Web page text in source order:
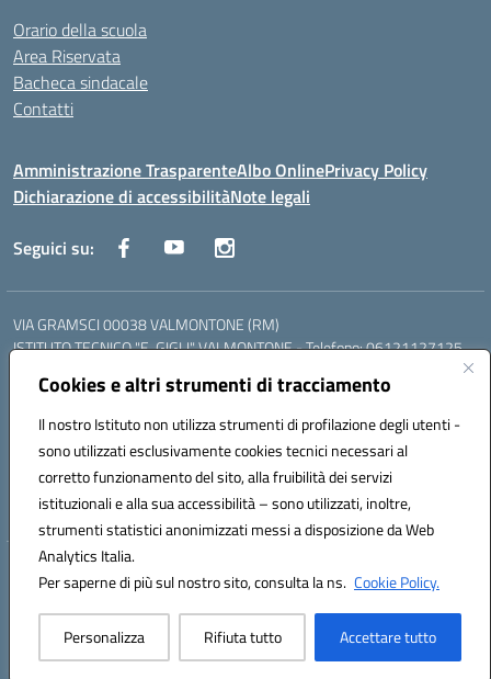
Cookies e altri strumenti di tracciamento
Il nostro Istituto non utilizza strumenti di profilazione degli utenti -
sono utilizzati esclusivamente cookies tecnici necessari al
corretto funzionamento del sito, alla fruibilità dei servizi
istituzionali e alla sua accessibilità – sono utilizzati, inoltre,
strumenti statistici anonimizzati messi a disposizione da Web
Analytics Italia.
Per saperne di più sul nostro sito, consulta la ns. Cookie Policy.
Personalizza Rifiuta tutto Accettare tutto
Orario della scuola
Area Riservata
Bacheca sindacale
Contatti
Amministrazione TrasparenteAlbo OnlinePrivacy Policy
Dichiarazione di accessibilitàNote legali
Seguici su:
VIA GRAMSCI 00038 VALMONTONE (RM)
ISTITUTO TECNICO "E. GIGLI" VALMONTONE - Telefono: 06121127125
06121126825
LICEO DELLE SCIENZE UMANE "P.L. NERVI" SEGNI - Telefono:
Mail: RMIS099002@istruzione.it - PEC: RMIS099002@pec.istruzione.it
Codice meccanografico: RMIS099002
Codice fiscale: 95036960581
Hosting & Powered by 3D Solution S.r.l.
Concept & Design by Designers Italia